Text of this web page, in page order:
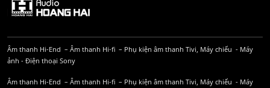
Âm thanh Hi-End – Âm thanh Hi-fi – Phụ kiện âm thanh Tivi, Máy chiếu - Máy
ảnh - Điện thoại Sony
Âm thanh Hi-End – Âm thanh Hi-fi – Phụ kiện âm thanh Tivi, Máy chiếu - Máy